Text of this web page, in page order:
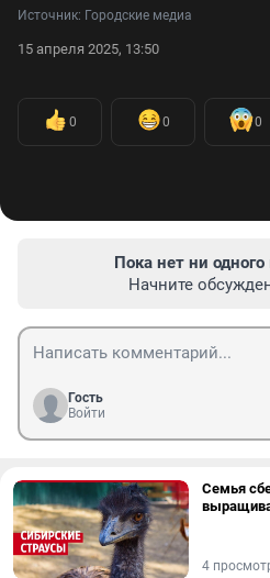
Источник: Городские медиа
15 апреля 2025, 13:50
0 0 0
Пока нет ни
Начните
Гость
Войти
Семья
4